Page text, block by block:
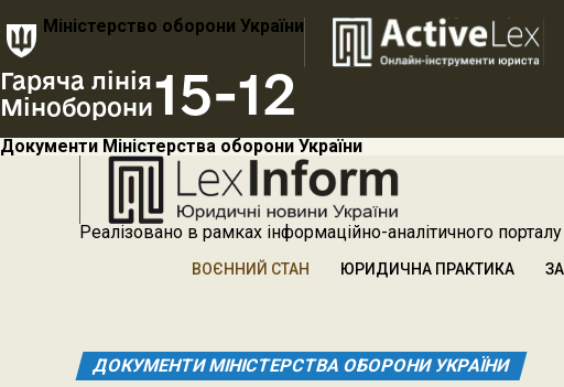
Міністерство оборони України
Гаряча лінія
Міноборони15-12
Документи Міністерства оборони України
Реалізовано в рамках інформаційно-аналітичного порталу
ВОЄННИЙ СТАН ЮРИДИЧНА ПРАКТИКА
ДОКУМЕНТИ МІНІСТЕРСТВА ОБОРОНИ УКРАЇНИ